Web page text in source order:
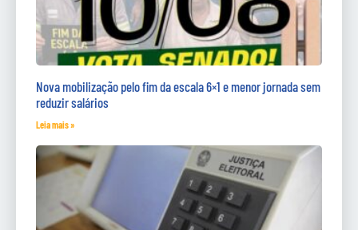
Nova mobilização pelo fim da escala 6×1 e menor jornada sem
reduzir salários
Leia mais »